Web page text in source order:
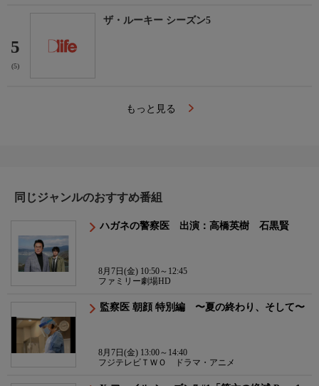
5
(5)
ザ・ルーキー シーズン5
もっと見る
同じジャンルのおすすめ番組
ハガネの警察医 出演：高橋英樹 石黒賢
8月7日(金) 10:50～12:45
ファミリー劇場HD
監察医 朝顔 特別編 〜夏の終わり、そして〜
8月7日(金) 13:00～14:40
フジテレビＴＷＯ ドラマ・アニメ